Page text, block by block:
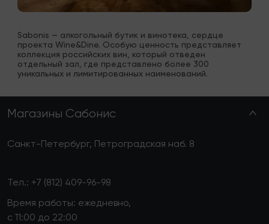
Sabonis — алкогольный бутик и винотека, сердце
проекта Wine&Dine. Особую ценность представляет
коллекция российских вин, который отведен
отдельный зал, где представлено более 300
уникальных и лимитированных наименований.
Магазины Сабонис
Санкт-Петербург, Петроградская наб. 8
Тел.: +7 (812) 409-96-98
Время работы: ежедневно,
с 11:00 до 22:00